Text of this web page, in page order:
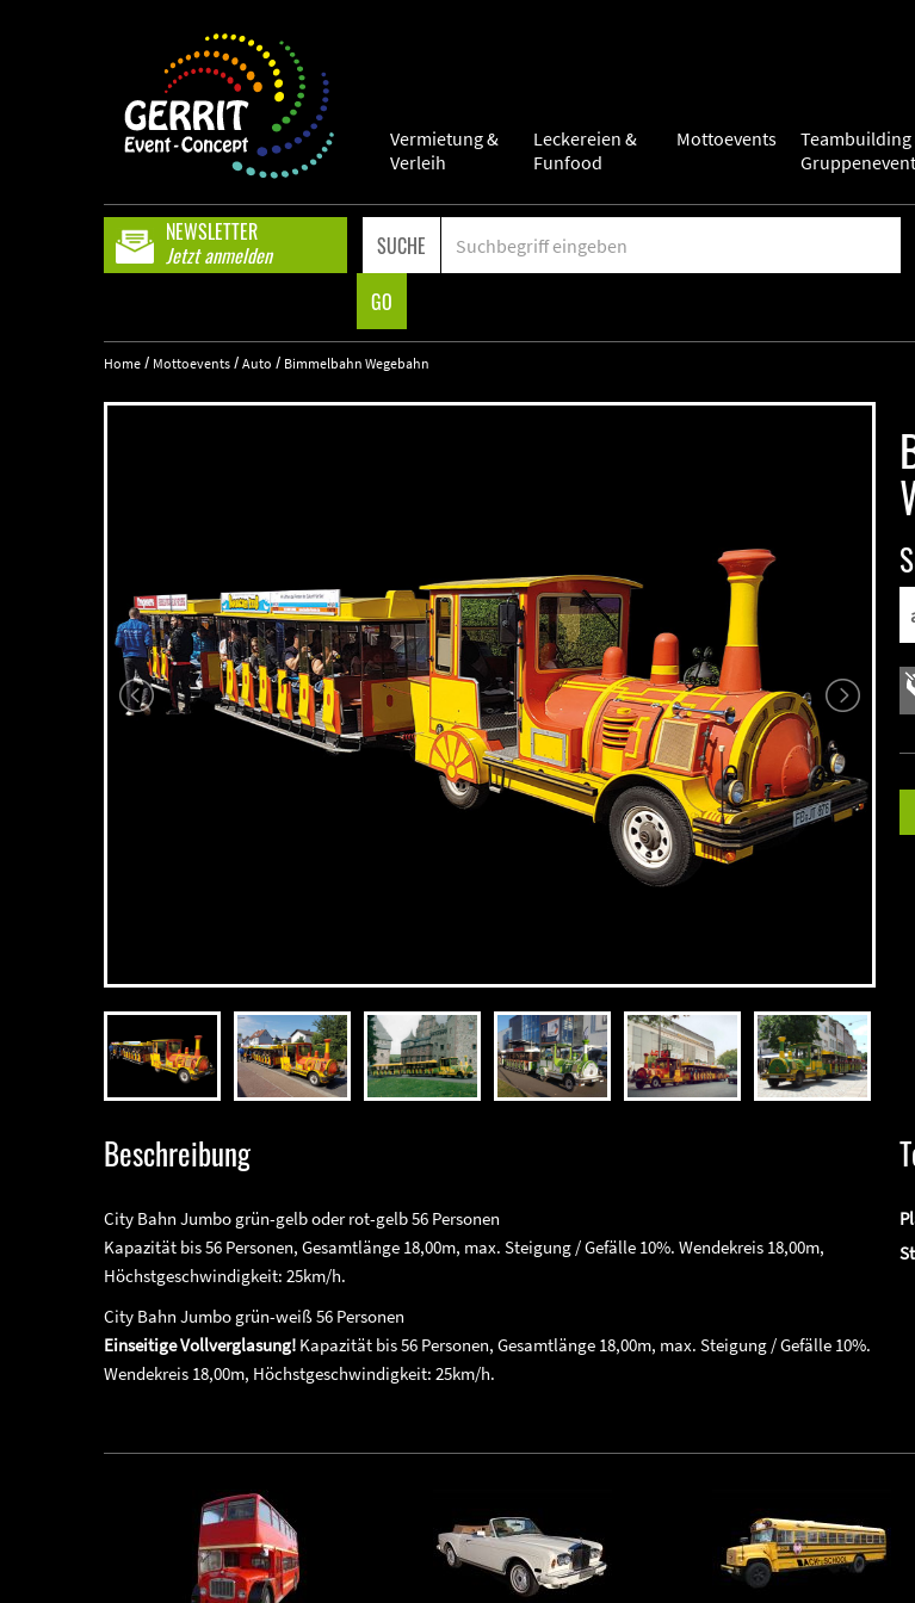
Vermietung &
Verleih
Leckereien &
Funfood
Mottoevents
Teambuilding
NEWSLETTER
Jetzt anmelden
SUCHE
GO
Home / Mottoevents / Auto / Bimmelbahn Wegebahn
Beschreibung
City Bahn Jumbo grün-gelb oder rot-gelb 56 Personen
Kapazität bis 56 Personen, Gesamtlänge 18,00m, max. Steigung / Gefälle 10%. Wendekreis 18,00m,
Höchstgeschwindigkeit: 25km/h.
City Bahn Jumbo grün-weiß 56 Personen
Einseitige Vollverglasung! Kapazität bis 56 Personen, Gesamtlänge 18,00m, max. Steigung / Gefälle 10%.
Wendekreis 18,00m, Höchstgeschwindigkeit: 25km/h.